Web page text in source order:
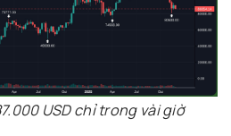
USD chỉ trong vài giờ